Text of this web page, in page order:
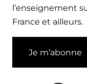
l’enseignement
France et ailleurs.
Je m’abonne